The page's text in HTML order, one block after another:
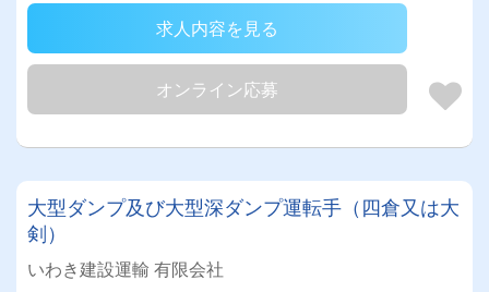
求人内容を見る
オンライン応募
大型ダンプ及び大型深ダンプ運転手（四倉又は大
剣）
いわき建設運輸 有限会社